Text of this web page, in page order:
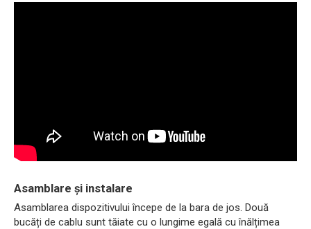
Asamblare și instalare
Asamblarea dispozitivului începe de la bara de jos. Două
bucăți de cablu sunt tăiate cu o lungime egală cu înălțimea